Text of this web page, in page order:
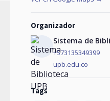
Organizador
Sistema de
+573135349399
upb.edu.co
Tags